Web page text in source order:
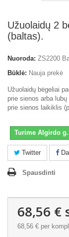
Užuolaidų 2
(baltas).
Nuoroda: ZS2200
Būklė: Nauja prekė
Užuolaidų bėgeliai
prie sienos arba
prie sienos laikiklis
Turime Algirdo g.
Twitter
Spausdinti
68,56 €
68,56 € per